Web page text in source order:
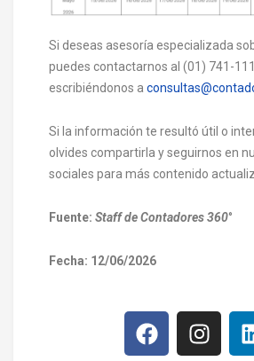
Si deseas asesoría especializada
puedes contactarnos al (01) 741-
escribiéndonos a
Si la información te resultó útil o
olvides compartirla y seguirnos en
sociales para más contenido
Fuente: Staff de Contadores 360°
Fecha: 12/06/2026